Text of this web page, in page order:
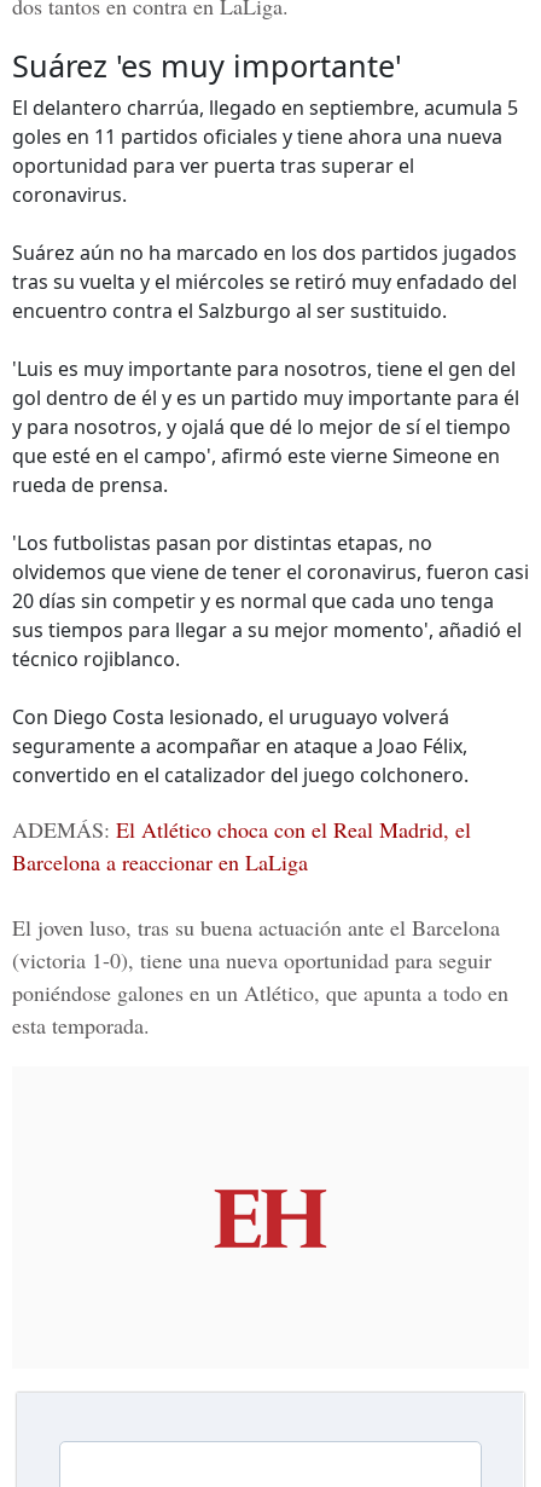
dos tantos en contra en LaLiga.
Suárez 'es muy importante'
El delantero charrúa, llegado en septiembre, acumula 5
goles en 11 partidos oficiales y tiene ahora una nueva
oportunidad para ver puerta tras superar el
coronavirus.
Suárez aún no ha marcado en los dos partidos jugados
tras su vuelta y el miércoles se retiró muy enfadado del
encuentro contra el Salzburgo al ser sustituido.
'Luis es muy importante para nosotros, tiene el gen del
gol dentro de él y es un partido muy importante para él
y para nosotros, y ojalá que dé lo mejor de sí el tiempo
que esté en el campo', afirmó este vierne Simeone en
rueda de prensa.
'Los futbolistas pasan por distintas etapas, no
olvidemos que viene de tener el coronavirus, fueron casi
20 días sin competir y es normal que cada uno tenga
sus tiempos para llegar a su mejor momento', añadió el
técnico rojiblanco.
Con Diego Costa lesionado, el uruguayo volverá
seguramente a acompañar en ataque a Joao Félix,
convertido en el catalizador del juego colchonero.
ADEMÁS: El Atlético choca con el Real Madrid, el
Barcelona a reaccionar en LaLiga
El joven luso, tras su buena actuación ante el Barcelona
(victoria 1-0), tiene una nueva oportunidad para seguir
poniéndose galones en un Atlético, que apunta a todo en
esta temporada.